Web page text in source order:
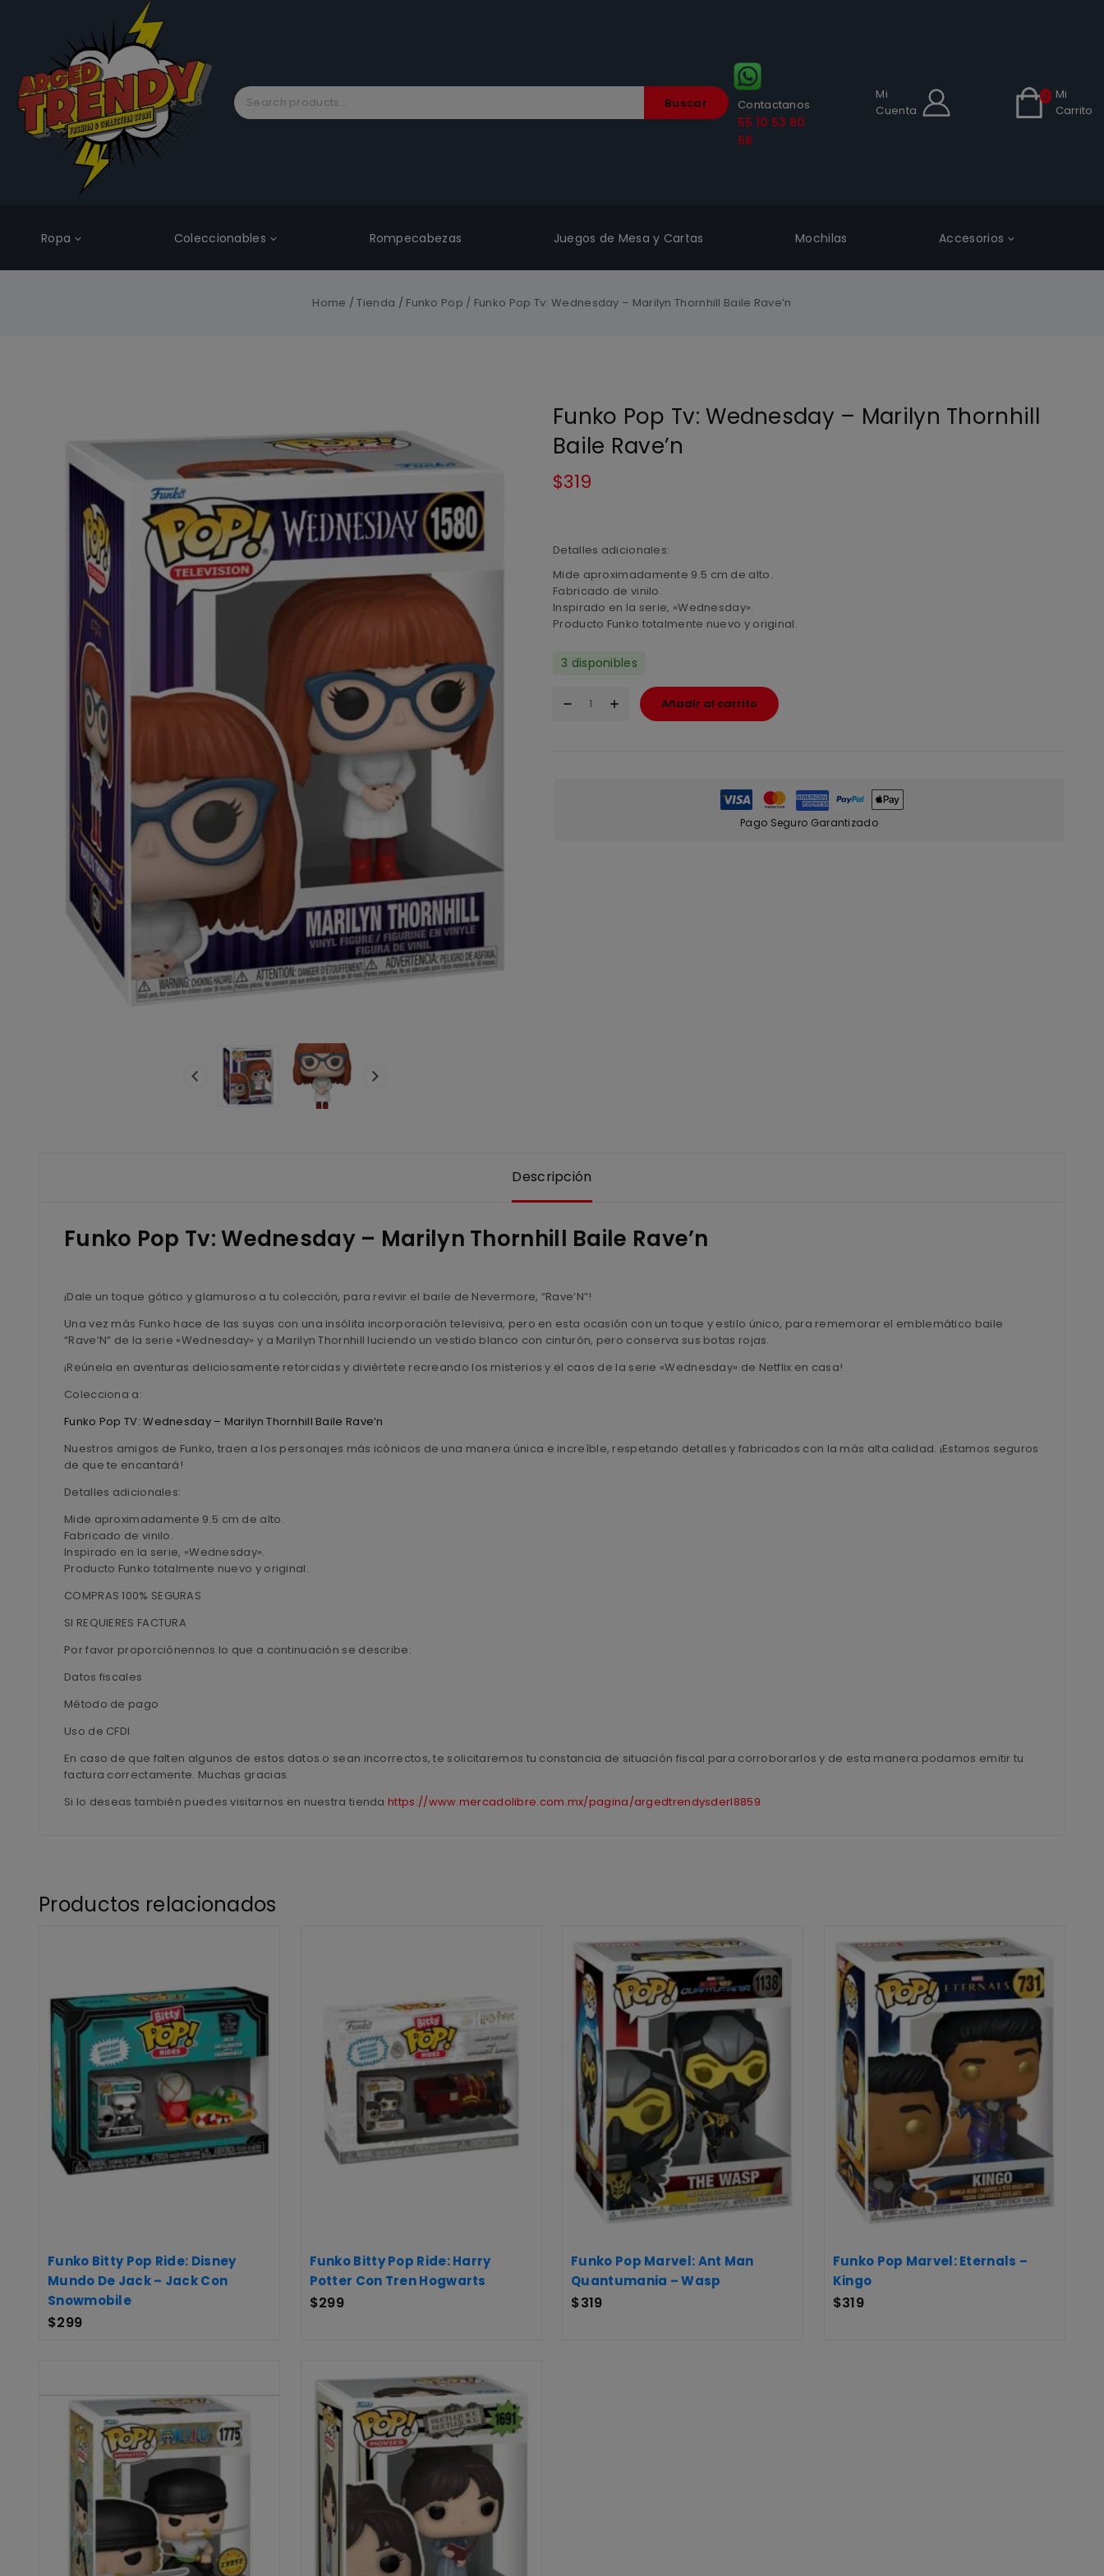
Buscar Contactanos
55 10 53 80
68
Mi
Cuenta
0
Mi
Carrito
Ropa Coleccionables Rompecabezas Juegos de Mesa y Cartas Mochilas Accesorios
Home / Tienda / Funko Pop / Funko Pop Tv: Wednesday – Marilyn Thornhill Baile Rave’n
Funko Pop Tv: Wednesday – Marilyn Thornhill
Baile Rave’n
$319
Detalles adicionales:
Mide aproximadamente 9.5 cm de alto.
Fabricado de vinilo.
Inspirado en la serie, «Wednesday».
Producto Funko totalmente nuevo y original.
3 disponibles
Añadir al carrito
Pago Seguro Garantizado
Descripción
Funko Pop Tv: Wednesday – Marilyn Thornhill Baile Rave’n
¡Dale un toque gótico y glamuroso a tu colección, para revivir el baile de Nevermore, “Rave’N”!
Una vez más Funko hace de las suyas con una insólita incorporación televisiva, pero en esta ocasión con un toque y estilo único, para rememorar el emblemático baile
“Rave’N” de la serie «Wednesday» y a Marilyn Thornhill luciendo un vestido blanco con cinturón, pero conserva sus botas rojas.
¡Reúnela en aventuras deliciosamente retorcidas y diviértete recreando los misterios y el caos de la serie «Wednesday» de Netflix en casa!
Colecciona a:
Funko Pop TV: Wednesday – Marilyn Thornhill Baile Rave’n
Nuestros amigos de Funko, traen a los personajes más icónicos de una manera única e increíble, respetando detalles y fabricados con la más alta calidad. ¡Estamos seguros
de que te encantará!
Detalles adicionales:
Mide aproximadamente 9.5 cm de alto.
Fabricado de vinilo.
Inspirado en la serie, «Wednesday».
Producto Funko totalmente nuevo y original.
COMPRAS 100% SEGURAS
SI REQUIERES FACTURA
Por favor proporciónennos lo que a continuación se describe:
Datos fiscales
Método de pago
Uso de CFDI
En caso de que falten algunos de estos datos o sean incorrectos, te solicitaremos tu constancia de situación fiscal para corroborarlos y de esta manera podamos emitir tu
factura correctamente. Muchas gracias.
Si lo deseas también puedes visitarnos en nuestra tiendahttps://www.mercadolibre.com.mx/pagina/argedtrendysderl8859
Productos relacionados
Funko Bitty Pop Ride: Disney
Mundo De Jack – Jack Con
Snowmobile
$299
Funko Bitty Pop Ride: Harry
Potter Con Tren Hogwarts
$299
Funko Pop Marvel: Ant Man
Quantumania – Wasp
$319
Funko Pop Marvel: Eternals –
Kingo
$319